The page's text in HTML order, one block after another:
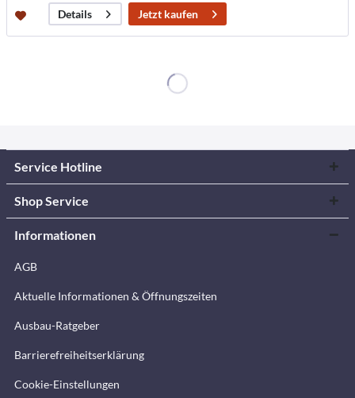
Details Jetzt kaufen
Service Hotline
Shop Service
Informationen
AGB
Aktuelle Informationen & Öffnungszeiten
Ausbau-Ratgeber
Barrierefreiheitserklärung
Cookie-Einstellungen